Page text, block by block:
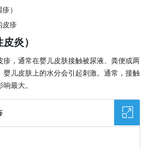
疹）
皮疹
炎）
疹，通常在婴儿皮肤接触被尿液、粪便或两
婴儿皮肤上的水分会引起刺激。通常，接触
最大。